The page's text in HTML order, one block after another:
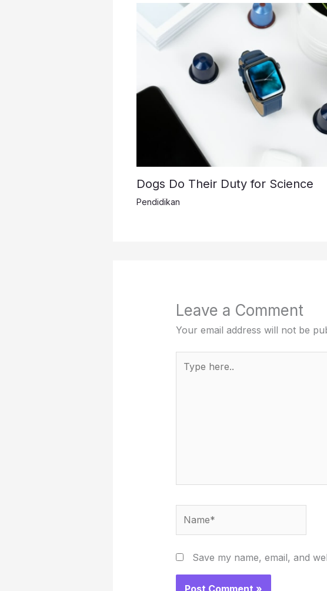
Dogs Do Their Duty for Science
Pendidikan
Leave a Comment
Your email address will not be
here..
Save my name, email, and